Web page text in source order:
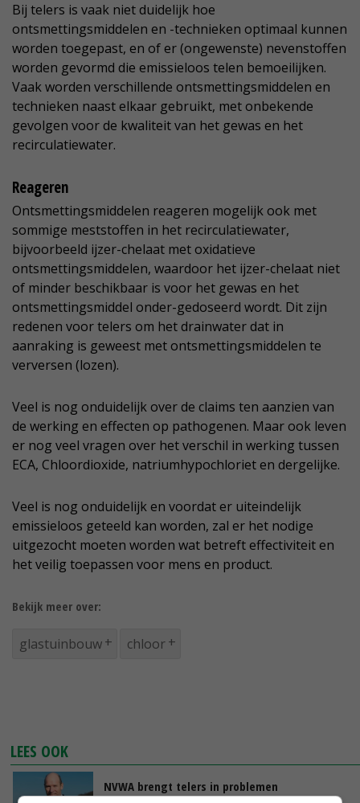
Bij telers is vaak niet duidelijk hoe
ontsmettingsmiddelen en -technieken optimaal kunnen
worden toegepast, en of er (ongewenste) nevenstoffen
worden gevormd die emissieloos telen bemoeilijken.
Vaak worden verschillende ontsmettingsmiddelen en
technieken naast elkaar gebruikt, met onbekende
gevolgen voor de kwaliteit van het gewas en het
recirculatiewater.
Reageren
Ontsmettingsmiddelen reageren mogelijk ook met
sommige meststoffen in het recirculatiewater,
bijvoorbeeld ijzer-chelaat met oxidatieve
ontsmettingsmiddelen, waardoor het ijzer-chelaat niet
of minder beschikbaar is voor het gewas en het
ontsmettingsmiddel onder-gedoseerd wordt. Dit zijn
redenen voor telers om het drainwater dat in
aanraking is geweest met ontsmettingsmiddelen te
verversen (lozen).
Veel is nog onduidelijk over de claims ten aanzien van
de werking en effecten op pathogenen. Maar ook leven
er nog veel vragen over het verschil in werking tussen
ECA, Chloordioxide, natriumhypochloriet en dergelijke.
Veel is nog onduidelijk en voordat er uiteindelijk
emissieloos geteeld kan worden, zal er het nodige
uitgezocht moeten worden wat betreft effectiviteit en
het veilig toepassen voor mens en product.
Bekijk meer over:
glastuinbouw chloor
LEES OOK
NVWA brengt telers in problemen